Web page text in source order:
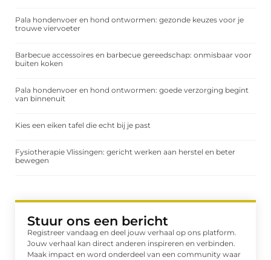
Pala hondenvoer en hond ontwormen: gezonde keuzes voor je
trouwe viervoeter
Barbecue accessoires en barbecue gereedschap: onmisbaar voor
buiten koken
Pala hondenvoer en hond ontwormen: goede verzorging begint
van binnenuit
Kies een eiken tafel die echt bij je past
Fysiotherapie Vlissingen: gericht werken aan herstel en beter
bewegen
Stuur ons een bericht
Registreer vandaag en deel jouw verhaal op ons platform.
Jouw verhaal kan direct anderen inspireren en verbinden.
Maak impact en word onderdeel van een community waar